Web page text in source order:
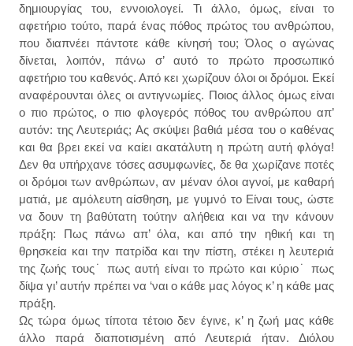
δημιουργίας του, εννοιολογεί. Τι άλλο, όμως, είναι το
αφετήριο τούτο, παρά ένας πόθος πρώτος του ανθρώπου,
που διαπνέει πάντοτε κάθε κίνησή του; Όλος ο αγώνας
δίνεται, λοιπόν, πάνω σ’ αυτό το πρώτο προσωπικό
αφετήριο του καθενός. Από κει χωρίζουν όλοι οι δρόμοι. Εκεί
αναφέρουνται όλες οι αντιγνωμίες. Ποιος άλλος όμως είναι
ο πιο πρώτος, ο πιο φλογερός πόθος του ανθρώπου απ’
αυτόν: της Λευτεριάς; Ας σκύψει βαθιά μέσα του ο καθένας
και θα βρει εκεί να καίει ακατάλυτη η πρώτη αυτή φλόγα!
Δεν θα υπήρχανε τόσες ασυμφωνίες, δε θα χωρίζανε ποτές
οι δρόμοι των ανθρώπων, αν μέναν όλοι αγνοί, με καθαρή
ματιά, με αμόλευτη αίσθηση, με γυμνό το Είναι τους, ώστε
να δουν τη βαθύτατη τούτην αλήθεια και να την κάνουν
πράξη: Πως πάνω απ’ όλα, και από την ηθική και τη
θρησκεία και την πατρίδα και την πίστη, στέκει η λευτεριά
της ζωής τους˙ πως αυτή είναι το πρώτο και κύριο˙ πως
δίψα γι’ αυτήν πρέπει να ‘ναι ο κάθε μας λόγος κ’ η κάθε μας
πράξη.
Ως τώρα όμως τίποτα τέτοιο δεν έγινε, κ’ η ζωή μας κάθε
άλλο παρά διαποτισμένη από Λευτεριά ήταν. Διόλου